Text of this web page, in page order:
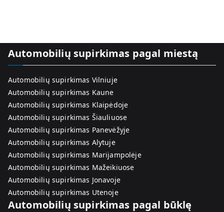
Automobilių supirkimas pagal miestą
Automobilių supirkimas Vilniuje
Automobilių supirkimas Kaune
Automobilių supirkimas Klaipėdoje
Automobilių supirkimas Šiauliuose
Automobilių supirkimas Panevėžyje
Automobilių supirkimas Alytuje
Automobilių supirkimas Marijampolėje
Automobilių supirkimas Mažeikiuose
Automobilių supirkimas Jonavoje
Automobilių supirkimas Utenoje
Automobilių supirkimas pagal būklę